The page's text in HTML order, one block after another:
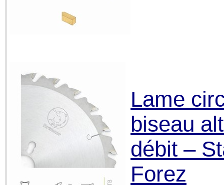
Lame
biseau
débit –
Forez